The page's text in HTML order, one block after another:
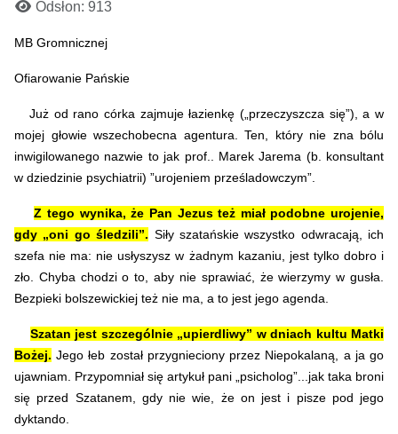
Odsłon: 913
MB Gromnicznej
Ofiarowanie Pańskie
Już od rano córka zajmuje łazienkę („przeczyszcza się”), a w
mojej głowie wszechobecna agentura. Ten, który nie zna bólu
inwigilowanego nazwie to jak prof.. Marek Jarema (b. konsultant
w dziedzinie psychiatrii) ”urojeniem prześladowczym”.
Z tego wynika, że Pan Jezus też miał podobne urojenie,
gdy „oni go śledzili”. Siły szatańskie wszystko odwracają, ich
szefa nie ma: nie usłyszysz w żadnym kazaniu, jest tylko dobro i
zło. Chyba chodzi o to, aby nie sprawiać, że wierzymy w gusła.
Bezpieki bolszewickiej też nie ma, a to jest jego agenda.
Szatan jest szczególnie „upierdliwy” w dniach kultu Matki
Bożej. Jego łeb został przygnieciony przez Niepokalaną, a ja go
ujawniam. Przypomniał się artykuł pani „psicholog”...jak taka broni
się przed Szatanem, gdy nie wie, że on jest i pisze pod jego
dyktando.